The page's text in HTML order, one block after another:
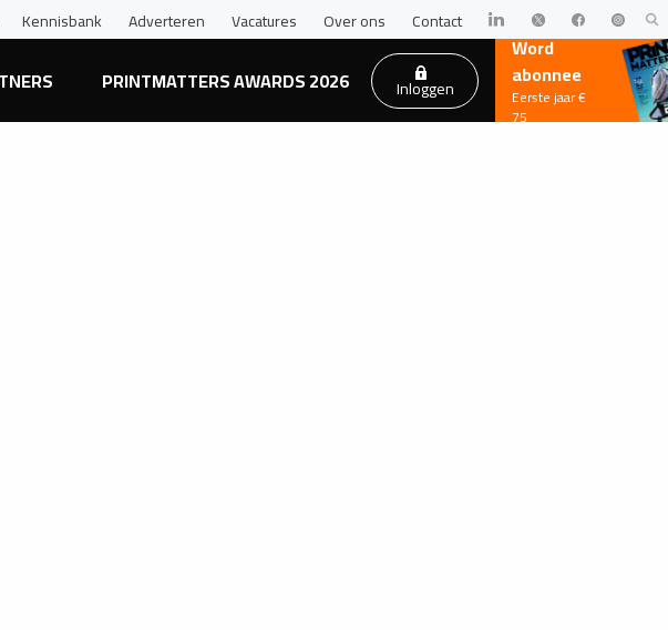
Kennisbank Adverteren Vacatures Over ons Contact
PRINTMATTERS AWARDS 2026 Inloggen
Word
abonnee
Eerste jaar €
75